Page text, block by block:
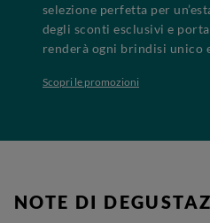
selezione perfetta per
degli sconti esclusivi e
renderà ogni brindisi unico
Scopri le promozioni
NOTE DI